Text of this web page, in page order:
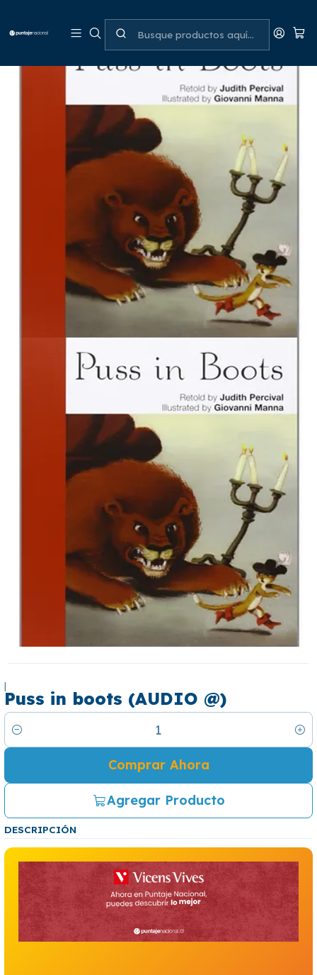
|
Puss in boots (AUDIO @)
Cantidad
Agregar Producto
Comprar Ahora
DESCRIPCIÓN